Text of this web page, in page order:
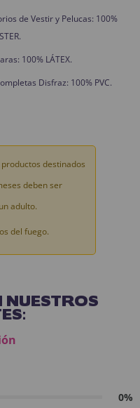
de Vestir y Pelucas: 100%
100% LÁTEX.
Disfraz: 100% PVC.
destinados
deben ser
adulto.
del fuego.
NUESTROS
0%